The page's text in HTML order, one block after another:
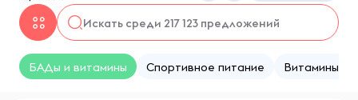
БАДы и витамины Спортивное питание Витамины